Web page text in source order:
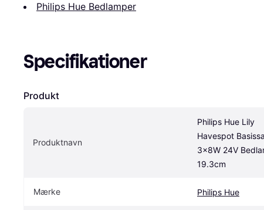
Philips Hue Bedlamper
Specifikationer
Produkt
Produktnavn
Philips Hue Lily
Havespot
3x8W 24V
19.3cm
Mærke Philips Hue